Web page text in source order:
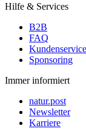
Hilfe & Services
B2B
FAQ
Kundenservice
Sponsoring
Immer informiert
natur.post
Newsletter
Karriere